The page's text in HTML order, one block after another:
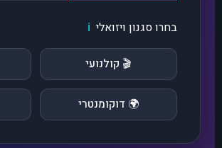
בחרו סגנון ויזואלי ℹ️
🎬 קולנועי
🌍 דוקומנטרי